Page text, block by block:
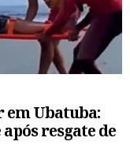
em Ubatuba:
resgate de